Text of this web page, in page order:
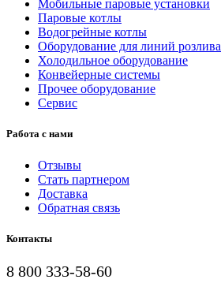
Мобильные паровые установки
Паровые котлы
Водогрейные котлы
Оборудование для линий розлива
Холодильное оборудование
Конвейерные системы
Прочее оборудование
Сервис
Работа с нами
Отзывы
Стать партнером
Доставка
Обратная связь
Контакты
8 800 333-58-60